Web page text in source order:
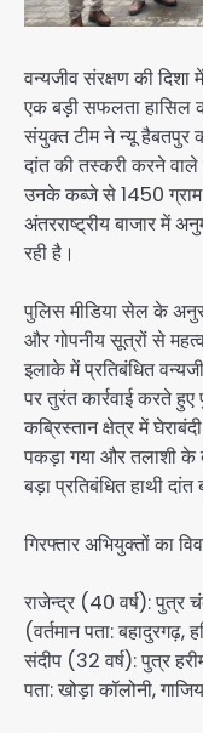
वन्यजीव संरक्षण की दिशा
एक बड़ी सफलता हासिल
संयुक्त टीम ने न्यू हैबतपुर
दांत की तस्करी करने वाले
उनके कब्जे से 1450 ग्राम
अंतरराष्ट्रीय बाजार में
रही है।
पुलिस मीडिया सेल के
और गोपनीय सूत्रों से
इलाके में प्रतिबंधित
पर तुरंत कार्रवाई करते
कब्रिस्तान क्षेत्र में
पकड़ा गया और तलाशी के
बड़ा प्रतिबंधित हाथी
गिरफ्तार अभियुक्तों का
राजेन्द्र (40 वर्ष): पुत्र
(वर्तमान पता: बहादुरगढ़,
संदीप (32 वर्ष): पुत्र
पता: खोड़ा कॉलोनी,